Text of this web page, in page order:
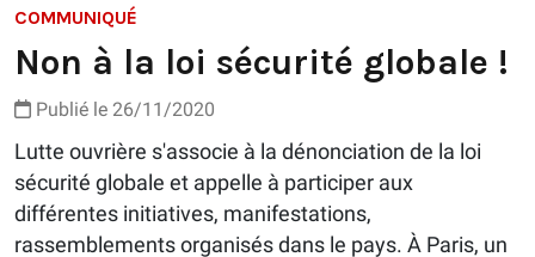
COMMUNIQUÉ
Non à la loi sécurité globale !
Publié le 26/11/2020
Lutte ouvrière s'associe à la dénonciation de la loi
sécurité globale et appelle à participer aux
différentes initiatives, manifestations,
rassemblements organisés dans le pays. À Paris, un